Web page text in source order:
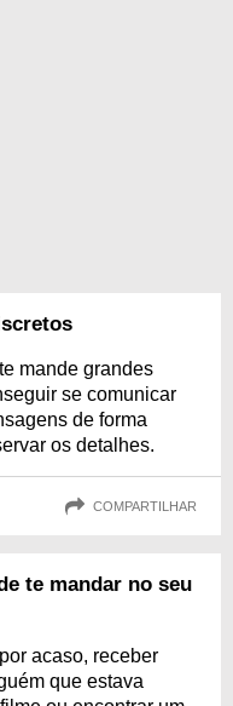
mande grandes
se comunicar
de forma
os detalhes.
COMPARTILHAR
te mandar no seu
acaso, receber
que estava